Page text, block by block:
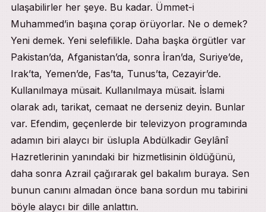
ulaşabilirler her şeye. Bu kadar. Ümmet-i
Muhammed’in başına çorap örüyorlar. Ne o demek?
Yeni demek. Yeni selefilikle. Daha başka örgütler var
Pakistan’da, Afganistan’da, sonra İran’da, Suriye’de,
Irak’ta, Yemen’de, Fas’ta, Tunus’ta, Cezayir’de.
Kullanılmaya müsait. Kullanılmaya müsait. İslami
olarak adı, tarikat, cemaat ne derseniz deyin. Bunlar
var. Efendim, geçenlerde bir televizyon programında
adamın biri alaycı bir üslupla Abdülkadir Geylânî
Hazretlerinin yanındaki bir hizmetlisinin öldüğünü,
daha sonra Azrail çağırarak gel bakalım buraya. Sen
bunun canını almadan önce bana sordun mu tabirini
böyle alaycı bir dille anlattın.